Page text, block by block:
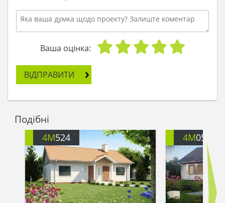
відповідає її уявленням про ідеальне житло.
Коли вона потрапила всередину будинку, то
зрозуміла, що на відносно невеликій площі
прекрасно розміщаються кухня з вітальнею,
спальня і дві гостьові кімнати. Для
і тепер, беручи коротку відпустку, вона
відправляється не куди-небудь, а в Словаччину,
на природу Європи в середній смузі. Величезні
вікна до самої підлоги, вимиті до блиску,
створюють відчуття, що природа знаходиться на
відстані витягнутої руки.
Прямо з вітальні є вихід на терасу, яким вона в
теплу пору року користується постійно. Вона
любить влаштовувати вечірки для друзів на
відкритому повітрі з масою смачної їжі, а на
наступний день, якщо дозволяє погода,
Ваша оцінка:
ВІДПРАВИТИ
Подібні
4M524 4M053